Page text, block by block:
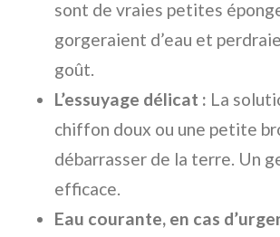
sont de vraies petites
gorgeraient d’eau et
goût.
L’essuyage délicat : La
chiffon doux ou une petite
débarrasser de la terre. Un
efficace.
Eau courante, en cas